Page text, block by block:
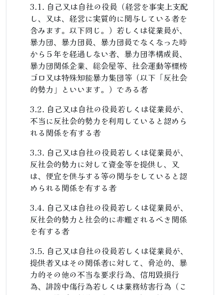
自己又は自社の役員（経営を事実上支配
し、又は、経営に実質的に関与している者を
含みます。以下同じ。）若しくは従業員が、
暴力団、暴力団員、暴力団員でなくなった時
から５年を経過しない者、暴力団準構成員、
暴力団関係企業、総会屋等、社会運動等標榜
ゴロ又は特殊知能暴力集団等（以下「反社会
的勢力」といいます。）である者
自己又は自社の役員若しくは従業員が、
不当に反社会的勢力を利用していると認めら
れる関係を有する者
自己又は自社の役員若しくは従業員が、
反社会的勢力に対して資金等を提供し、又
は、便宜を供与する等の関与をしていると認
められる関係を有する者
自己又は自社の役員若しくは従業員が、
反社会的勢力と社会的に非難されるべき関係
を有する者
自己又は自社の役員若しくは従業員が、
提供者又はその関係者に対して、脅迫的、暴
力的その他の不当な要求行為、信用毀損行
為、誹謗中傷行為若しくは業務妨害行為（こ